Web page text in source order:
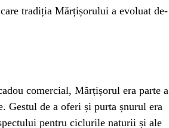
tradiția Mărțișorului a evoluat de-
comercial, Mărțișorul era parte a
Gestul de a oferi și purta șnurul era
pentru ciclurile naturii și ale